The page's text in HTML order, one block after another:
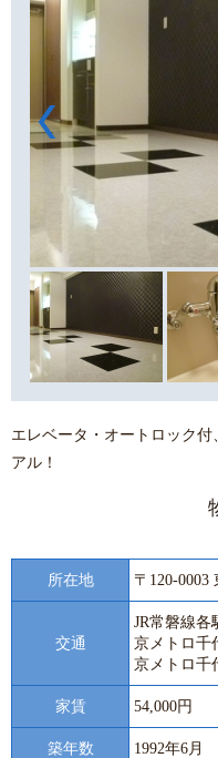
エレベータ・オートロック
アル！
所在地 〒120-0003
交通
JR常磐線
京メトロ
京メトロ千
家賃 54,000円
築年数 1992年6月